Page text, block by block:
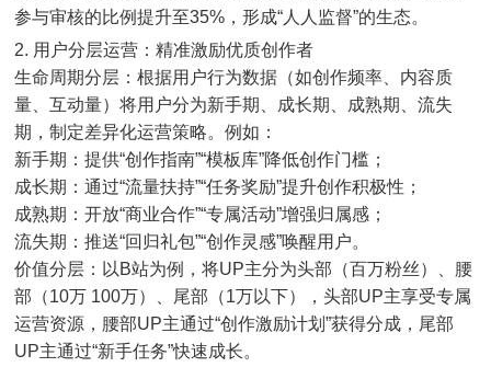
参与审核的比例提升至35%，形成“人人监督”的生态。
2. 用户分层运营：精准激励优质创作者
生命周期分层：根据用户行为数据（如创作频率、内容质
量、互动量）将用户分为新手期、成长期、成熟期、流失
期，制定差异化运营策略。例如：
新手期：提供“创作指南”“模板库”降低创作门槛；
成长期：通过“流量扶持”“任务奖励”提升创作积极性；
成熟期：开放“商业合作”“专属活动”增强归属感；
流失期：推送“回归礼包”“创作灵感”唤醒用户。
价值分层：以B站为例，将UP主分为头部（百万粉丝）、腰
部（10万 100万）、尾部（1万以下），头部UP主享受专属
运营资源，腰部UP主通过“创作激励计划”获得分成，尾部
UP主通过“新手任务”快速成长。